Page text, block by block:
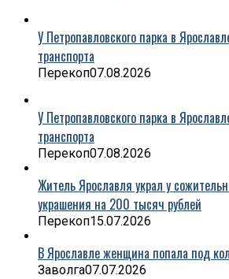
У Петропавловского парка в
транспорта
Перекоп07.08.2026
У Петропавловского парка в
транспорта
Перекоп07.08.2026
Житель Ярославля украл у
украшения на 200 тысяч рублей
Перекоп15.07.2026
В Ярославле женщина попала под
Заволга07.07.2026